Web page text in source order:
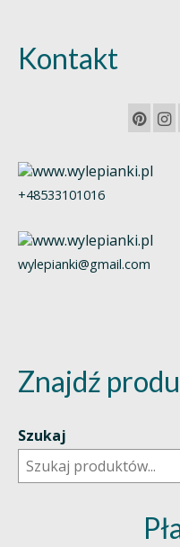
Kontakt
+48533101016
wylepianki@gmail.com
Znajdź
Szukaj